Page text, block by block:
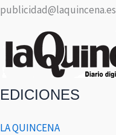
publicidad@laquincena.es
EDICIONES
LA QUINCENA